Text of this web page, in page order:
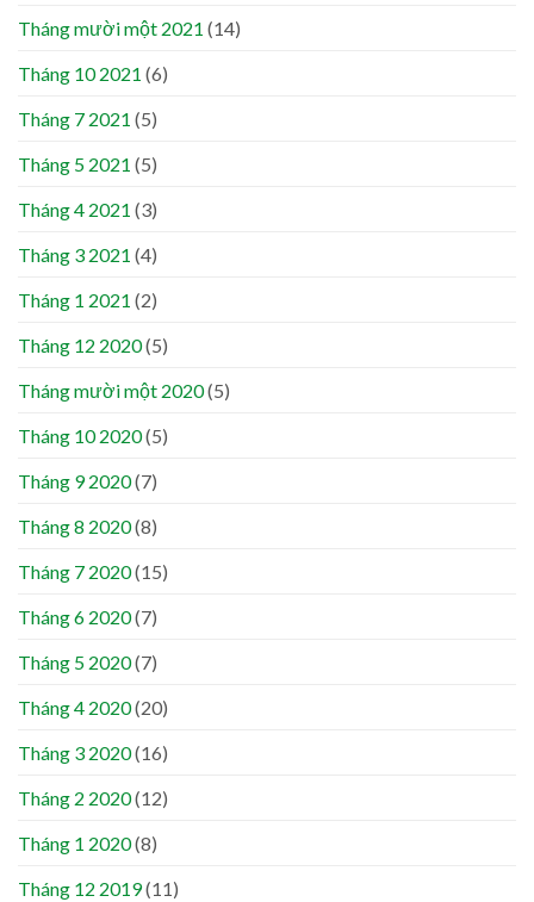
Tháng mười một 2021 (14)
Tháng 10 2021 (6)
Tháng 7 2021 (5)
Tháng 5 2021 (5)
Tháng 4 2021 (3)
Tháng 3 2021 (4)
Tháng 1 2021 (2)
Tháng 12 2020(5)
Tháng mười một 2020(5)
Tháng 10 2020(5)
Tháng 9 2020(7)
Tháng 8 2020(8)
Tháng 7 2020(15)
Tháng 6 2020(7)
Tháng 5 2020(7)
Tháng 4 2020(20)
Tháng 3 2020(16)
Tháng 2 2020(12)
Tháng 1 2020(8)
Tháng 12 2019(11)